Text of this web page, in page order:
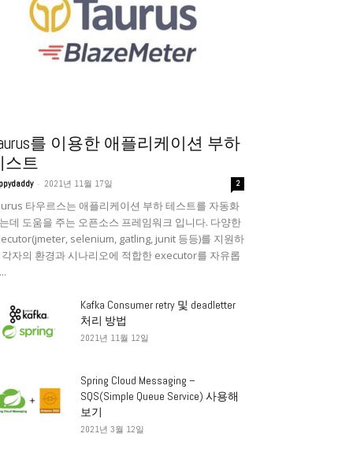
를 이용한 애플리케이션 부하
스트
- 2021년 11월 17일 2
타우르스는 애플리케이션 부하 테스트를 자동화
데 도움을 주는 오픈소스 프레임워크 입니다. 다양한
selenium, gatling, junit 등등)를 지원하
자의 환경과 시나리오에 적합한 executor를 자유롭
Kafka Consumer retry 및 deadletter
처리 방법
2021년 11월 12일
Spring Cloud Messaging –
SQS(Simple Queue Service) 사용해
보기
2021년 3월 12일